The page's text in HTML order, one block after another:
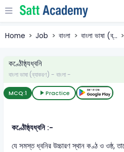
Home Job বাংলা বাংলা ভাষা (ব্...
কণ্ঠৌষ্ঠ্যধ্বনি
বাংলা ভাষা (ব্যাকরণ) - বাংলা -
MCQ:1 Practice
কণ্ঠৌষ্ঠ্যধ্বনি :-
যে সমস্ত ধ্বনির উচ্চারণ স্থান কণ্ঠ ও ওষ্ঠ,